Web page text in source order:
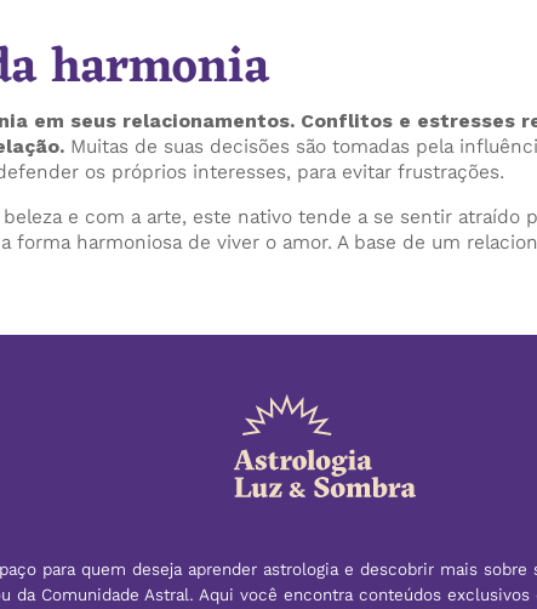
harmonia
em seus relacionamentos. Conflitos e estresses
Muitas de suas decisões são tomadas pela
os próprios interesses, para evitar frustrações.
e com a arte, este nativo tende a se sentir atraído
forma harmoniosa de viver o amor. A base de um
para quem deseja aprender astrologia e descobrir mais
da Comunidade Astral. Aqui você encontra conteúdos